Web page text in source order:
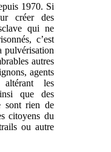
1970. Si
créer des
qui ne
c’est
pulvérisation
autres
agents
altérant les
que des
sont rien de
citoyens du
ou autre